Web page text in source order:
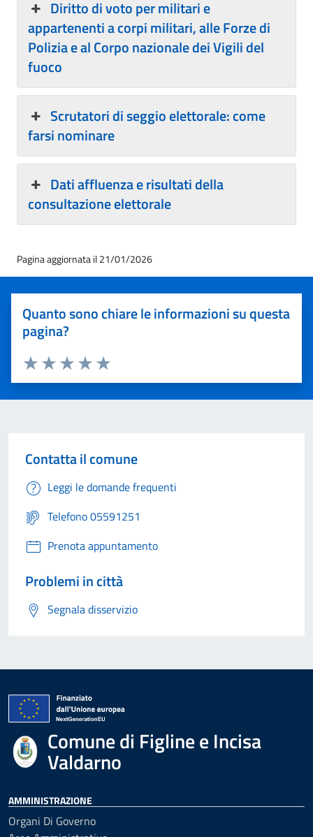
Diritto di voto per militari e
appartenenti a corpi militari, alle Forze di
Polizia e al Corpo nazionale dei Vigili del
fuoco
Scrutatori di seggio elettorale: come
farsi nominare
Dati affluenza e risultati della
consultazione elettorale
Pagina aggiornata il 21/01/2026
Quanto sono chiare le informazioni su questa
pagina?
Valuta 5 stelle su 5
Valuta 4 stelle su 5
Valuta 3 stelle su 5
Valuta 2 stelle su 5
Valuta 1 stelle su 5
Contatta il comune
Leggi le domande frequenti
Telefono 05591251
Prenota appuntamento
Problemi in città
Segnala disservizio
Comune di Figline e Incisa
Valdarno
AMMINISTRAZIONE
Organi Di Governo